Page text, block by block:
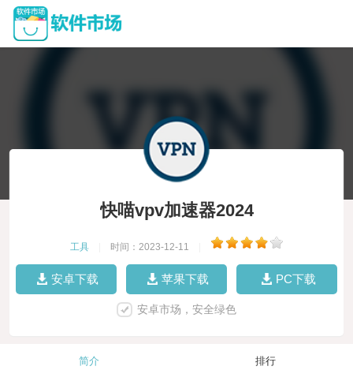
快喵vpv加速器2024
工具 时间：2023-12-11
安卓下载 苹果下载 PC下载
安卓市场，安全绿色
简介 排行